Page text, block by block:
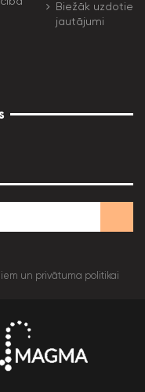
Biežāk uzdotie
jautājumi
un privātuma politikai